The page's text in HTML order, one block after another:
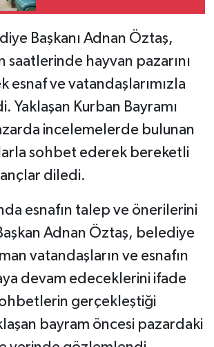
Başkanı Adnan Öztaş,
saatlerinde hayvan pazarını
esnaf ve vatandaşlarımızla
Yaklaşan Kurban Bayramı
incelemelerde bulunan
sohbet ederek bereketli
diledi.
esnafın talep ve önerilerini
Adnan Öztaş, belediye
vatandaşların ve esnafın
devam edeceklerini ifade
gerçekleştiği
bayram öncesi pazardaki